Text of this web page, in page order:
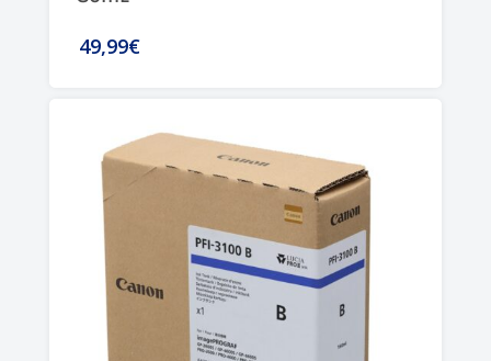
49,99€